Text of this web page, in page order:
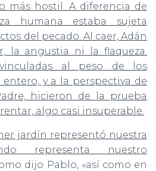
más hostil. A diferencia de
humana estaba sujeta
del pecado. Al caer, Adán
la angustia ni la flaqueza.
al peso de los
y a la perspectiva de
hicieron de la prueba
algo casi insuperable.
jardín representó nuestra
representa nuestro
dijo Pablo, «así como en